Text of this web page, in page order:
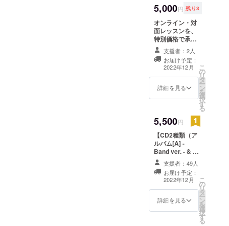
定ポストカード
（非売品） ・お
礼メール 送料
（¥250~）はこ
ちらで負担致し
ます。
5,000円 残り3
オンライン・対
面レッスンを、
特別価格で承り
ます！ ※こちら
のプランには、
CDやグッズ、ラ
イブの視聴権な
どのリターンは
付属しません。
方法、ステージ
での心構えな
ど… 音楽に関わ
ることであれ
ば、僕の知識や
経験をお伝えし
ます。 *1回の
レッスンは60分
です。60分以上
希望の場合は、
2500円/30分毎
支援者：2人
お届け予定：
2022年12月
詳細を見る
こ
の
リ
タ
ー
ン
を
選
択
す
る
5,500円
【CD2種類（ア
ルバム[A] -
Band ver. - & ア
ルバム[B] -
Acoustic ver. -
）最速お届けプ
ラン！】 2種類
揃って最速コン
プリート☆ 《リ
ターン内容》 ・
支援者：49人
お届け予定：
2022年12月
詳細を見る
こ
の
リ
タ
ー
ン
を
選
択
す
る